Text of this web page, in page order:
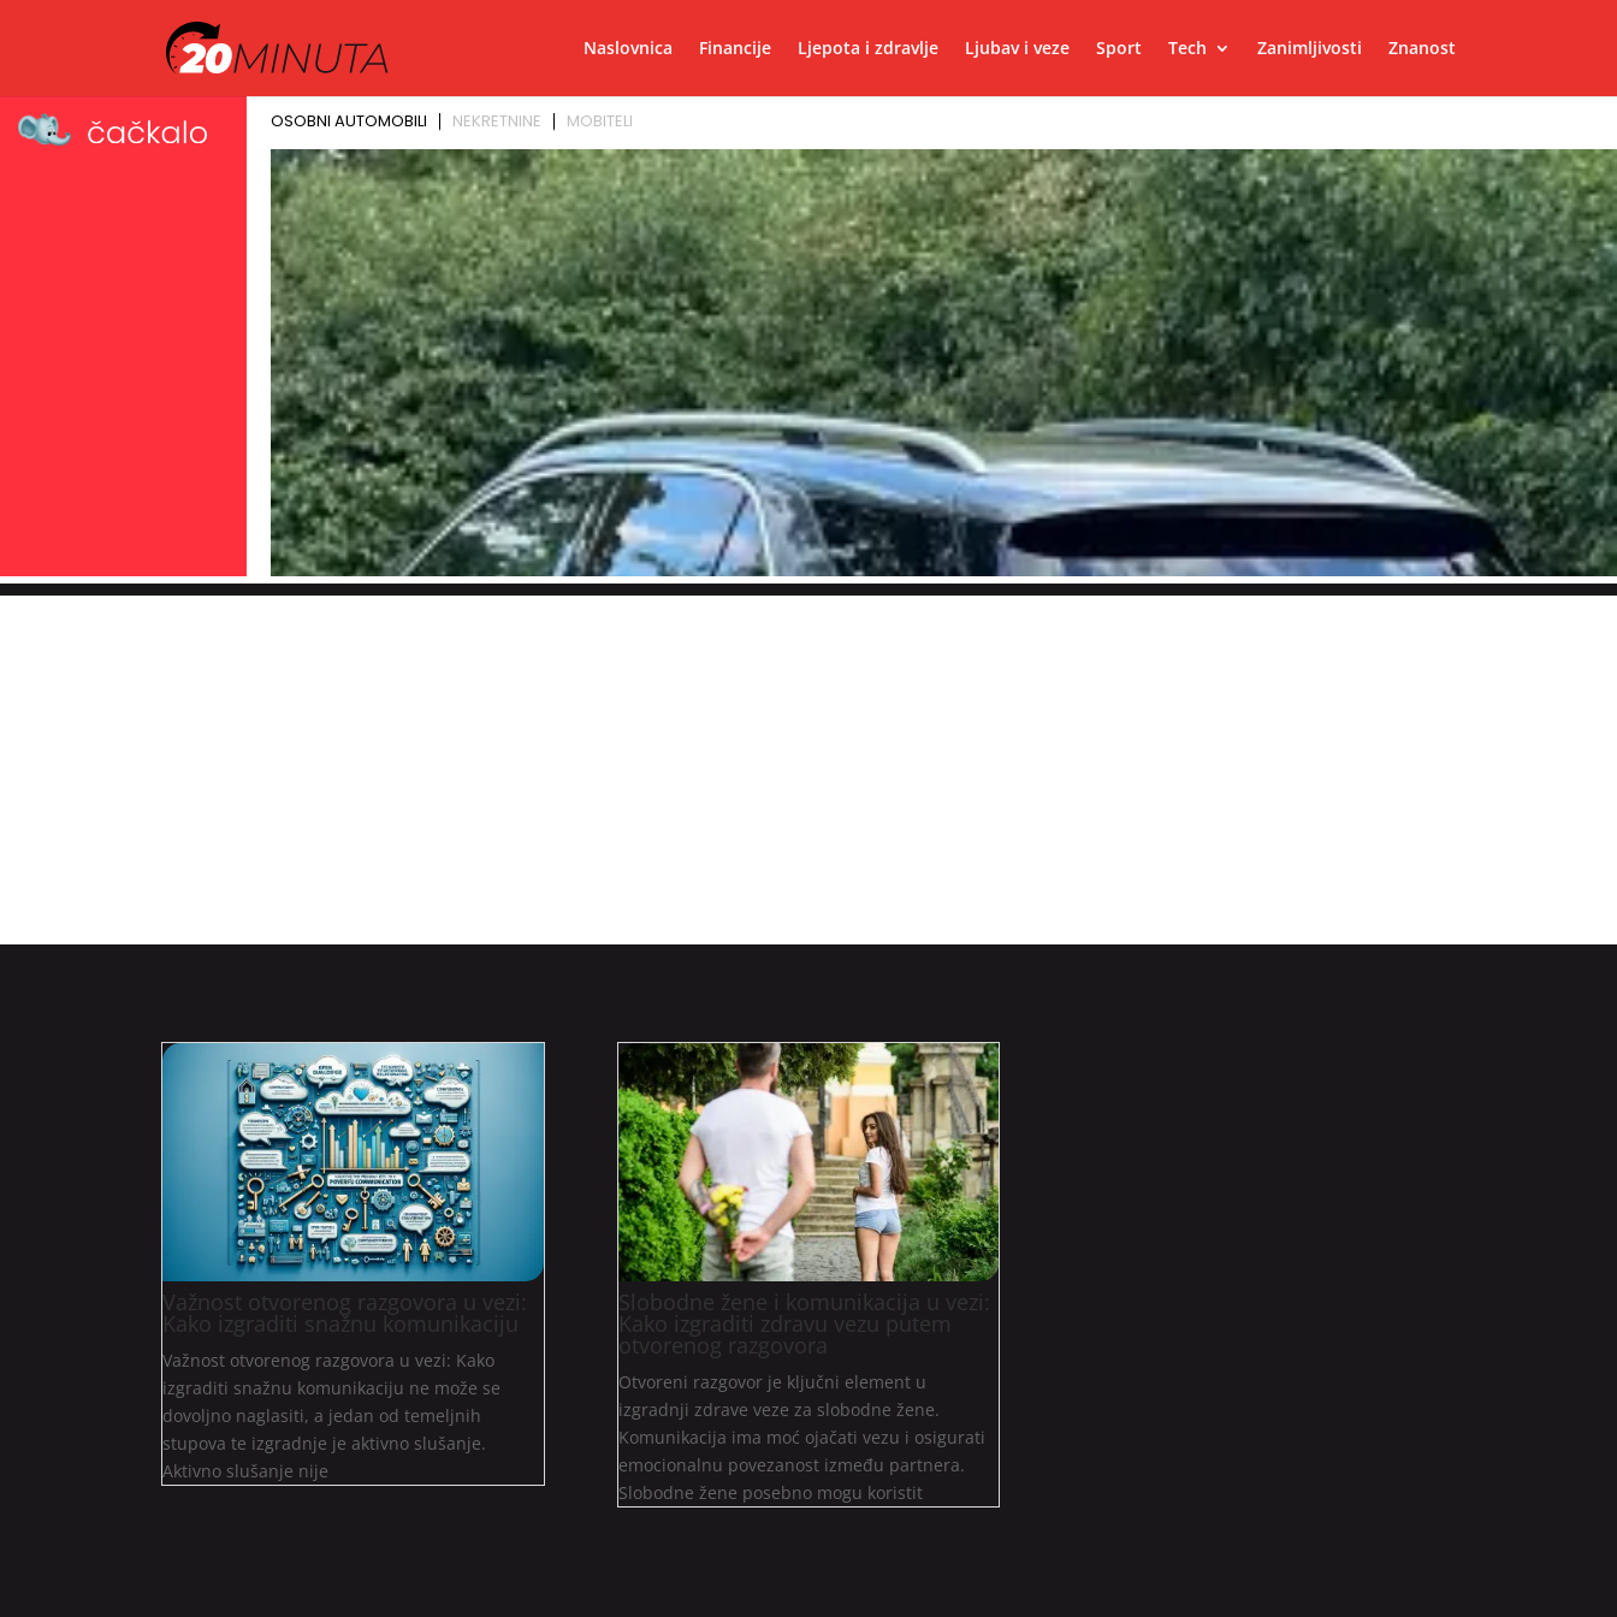
Naslovnica Financije Ljepota i zdravlje Ljubav i veze Sport Tech Zanimljivosti Znanost
Važnost otvorenog razgovora u vezi:
Kako izgraditi snažnu komunikaciju
Važnost otvorenog razgovora u vezi: Kako
izgraditi snažnu komunikaciju ne može se
dovoljno naglasiti, a jedan od temeljnih
stupova te izgradnje je aktivno slušanje.
Aktivno slušanje nije
Slobodne žene i komunikacija u vezi:
Kako izgraditi zdravu vezu putem
otvorenog razgovora
Otvoreni razgovor je ključni element u
izgradnji zdrave veze za slobodne žene.
Komunikacija ima moć ojačati vezu i osigurati
emocionalnu povezanost između partnera.
Slobodne žene posebno mogu koristit